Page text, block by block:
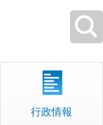
行政情報